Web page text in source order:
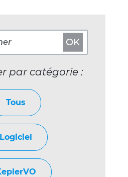
OK
par catégorie :
Tous
Logiciel